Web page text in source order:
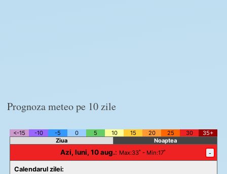
Prognoza meteo pe 10 zile
<-15 -10 -5 0 5 10 15 20 25 30
35+
Ziua
Noaptea
Azi, luni, 10 aug.: Max:33˚ - Min:17˚ -
Calendarul zilei: